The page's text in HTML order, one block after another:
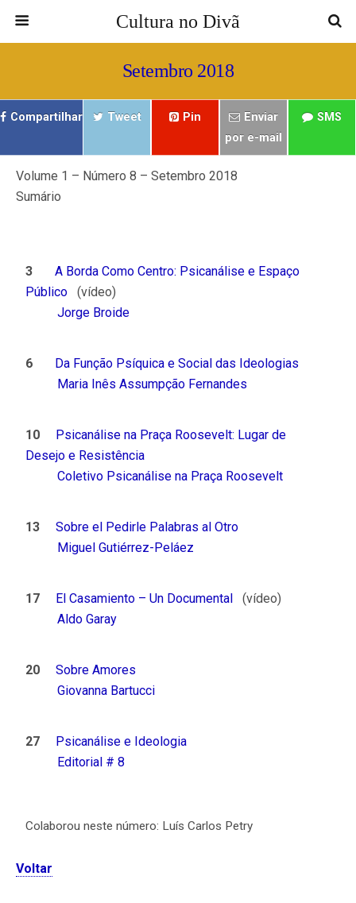
Cultura no Divã
Setembro 2018
Compartilhar Tweet Pin
Enviar
por e-mail
SMS
Volume 1 – Número 8 – Setembro 2018
Sumário
3
A Borda Como Centro: Psicanálise e Espaço
Público (vídeo)
Jorge Broide
6
Da Função Psíquica e Social das Ideologias
Maria Inês Assumpção Fernandes
10
Psicanálise na Praça Roosevelt: Lugar de
Desejo e Resistência
Coletivo Psicanálise na Praça Roosevelt
13
Sobre el Pedirle Palabras al Otro
Miguel Gutiérrez-Peláez
17 El Casamiento – Un Documental (vídeo)
Aldo Garay
20
Sobre Amores
Giovanna Bartucci
27
Psicanálise e Ideologia
Editorial # 8
Colaborou neste número: Luís Carlos Petry
Voltar